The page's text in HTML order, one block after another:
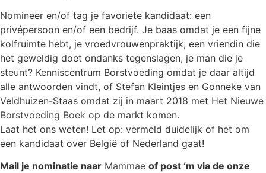
Nomineer en/of tag je favoriete kandidaat: een
privépersoon en/of een bedrijf. Je baas omdat je een fijne
kolfruimte hebt, je vroedvrouwenpraktijk, een vriendin die
het geweldig doet ondanks tegenslagen, je man die je
steunt? Kenniscentrum Borstvoeding omdat je daar altijd
alle antwoorden vindt, of Stefan Kleintjes en Gonneke van
Veldhuizen-Staas omdat zij in maart 2018 met Het Nieuwe
Borstvoeding Boek op de markt komen.
Laat het ons weten! Let op: vermeld duidelijk of het om
een kandidaat over België of Nederland gaat!
Mail je nominatie naar Mammae of post ‘m via de onze